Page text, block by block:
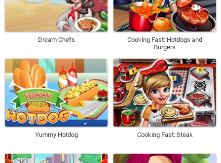
Dream Chefs
Cooking Fast: Hotdogs and
Burgers
Yummy Hotdog Cooking Fast: Steak